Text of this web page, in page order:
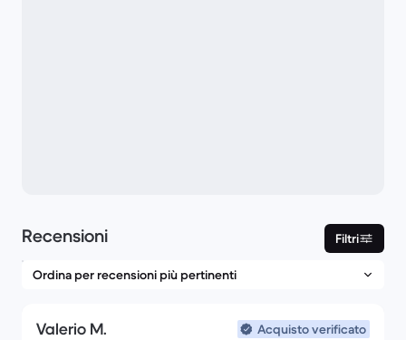
Recensioni Filtri
Valerio M.
Acquisto verificato